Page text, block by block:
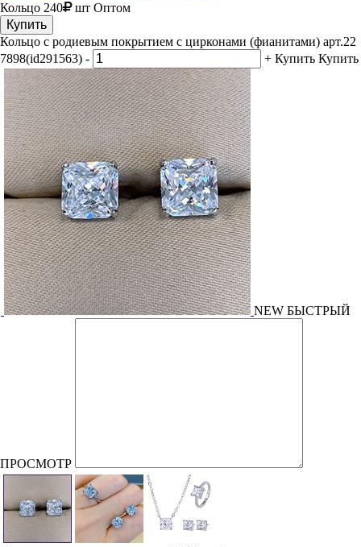
Кольцо 240 шт Оптом
Купить
Кольцо с родиевым покрытием с цирконами (фианитами) арт.22
7898(id291563) - + Купить Купить
NEW БЫСТРЫЙ
ПРОСМОТР